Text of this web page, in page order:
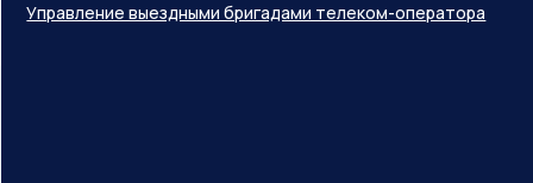
Управление выездными бригадами телеком-оператора